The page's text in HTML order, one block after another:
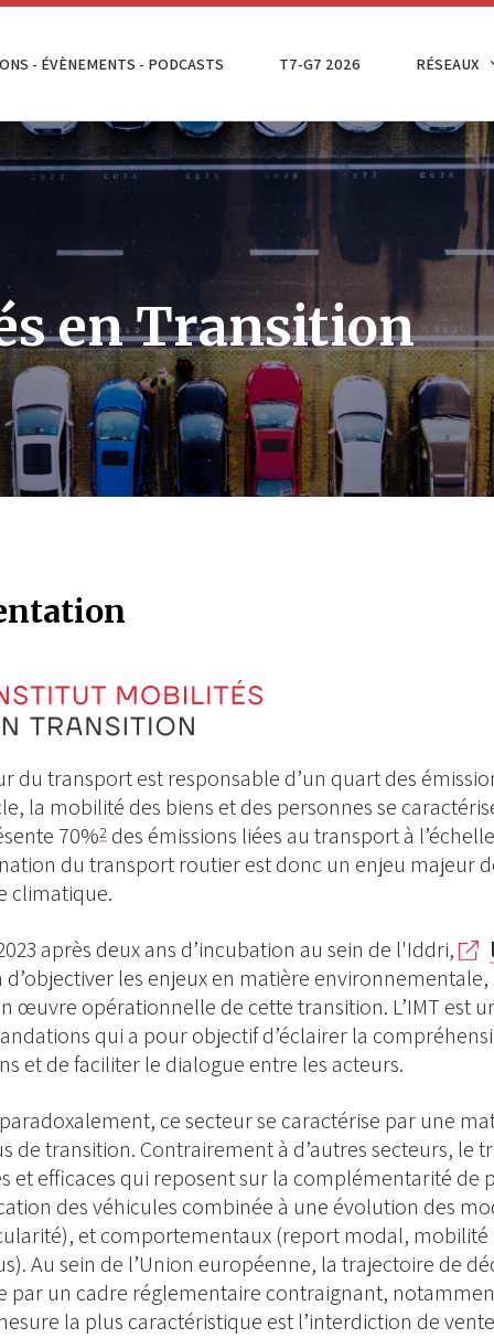
- ÉVÈNEMENTS - PODCASTS T7-G7 2026 RÉSEAUX
en Transition
du transport est responsable d’un quart des
la mobilité des biens et des personnes se
70%2 des émissions liées au transport à
du transport routier est donc un enjeu majeur
climatique.
après deux ans d’incubation au sein de l'Iddri,
les enjeux en matière
œuvre opérationnelle de cette transition. L’IMT est
qui a pour objectif d’éclairer la
et de faciliter le dialogue entre les acteurs.
ce secteur se caractérise par une
de transition. Contrairement à d’autres secteurs,
et efficaces qui reposent sur la complémentarité de
des véhicules combinée à une évolution des
et comportementaux (report modal,
Au sein de l’Union européenne, la trajectoire de
par un cadre réglementaire contraignant,
la plus caractéristique est l’interdiction de